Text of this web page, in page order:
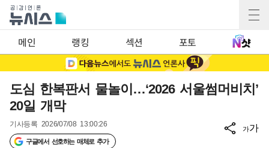
메인 랭킹 섹션 포토
도심 한복판서 물놀이…‘2026 서울썸머비치’
20일 개막
기사등록 2026/07/08 13:00:26
구글에서 선호하는 매체로 추가
가가